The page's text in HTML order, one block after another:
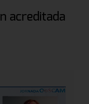
acreditada